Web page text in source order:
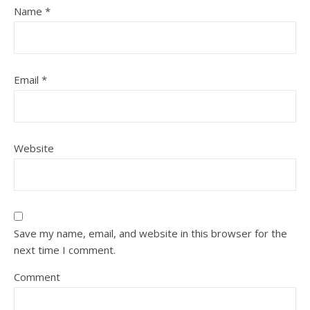
Name *
Email *
Website
Save my name, email, and website in this browser for the
next time I comment.
Comment